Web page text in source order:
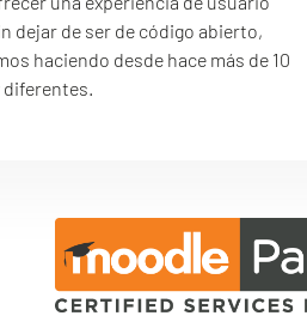
dejar de ser de código abierto,
haciendo desde hace más de 10
diferentes.